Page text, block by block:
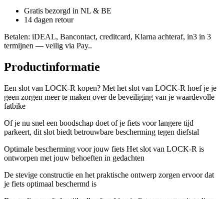
Gratis bezorgd in NL & BE
14 dagen retour
Betalen: iDEAL, Bancontact, creditcard, Klarna achteraf, in3 in 3
termijnen — veilig via Pay..
Productinformatie
Een slot van LOCK-R kopen? Met het slot van LOCK-R hoef je je
geen zorgen meer te maken over de beveiliging van je waardevolle
fatbike
Of je nu snel een boodschap doet of je fiets voor langere tijd
parkeert, dit slot biedt betrouwbare bescherming tegen diefstal
Optimale bescherming voor jouw fiets Het slot van LOCK-R is
ontworpen met jouw behoeften in gedachten
De stevige constructie en het praktische ontwerp zorgen ervoor dat
je fiets optimaal beschermd is